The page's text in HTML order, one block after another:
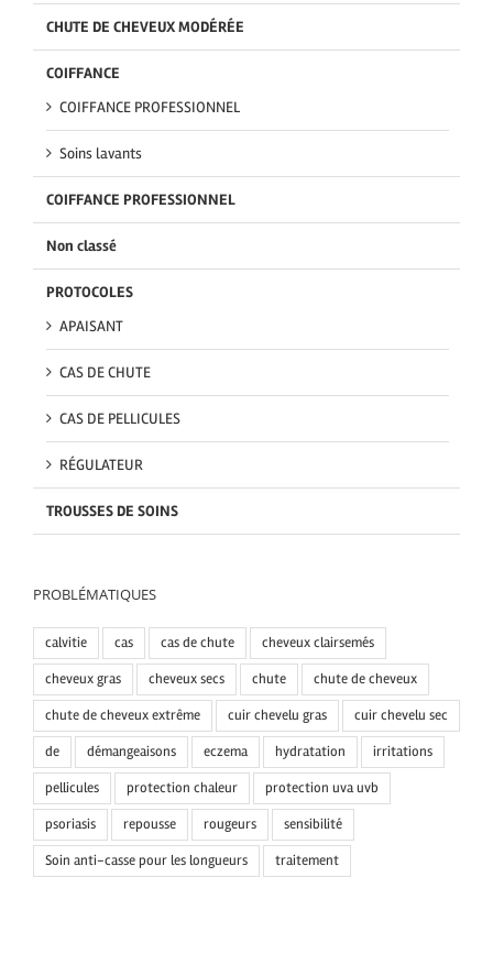
CHUTE DE CHEVEUX MODÉRÉE
COIFFANCE
COIFFANCE PROFESSIONNEL
Soins lavants
COIFFANCE PROFESSIONNEL
Non classé
PROTOCOLES
APAISANT
CAS DE CHUTE
CAS DE PELLICULES
RÉGULATEUR
TROUSSES DE SOINS
PROBLÉMATIQUES
calvitie cas cas de chute cheveux clairsemés
cheveux gras cheveux secs chute chute de cheveux
chute de cheveux extrême cuir chevelu gras cuir chevelu sec
de démangeaisons eczema hydratation irritations
pellicules protection chaleur protection uva uvb
psoriasis repousse rougeurs sensibilité
Soin anti-casse pour les longueurs traitement